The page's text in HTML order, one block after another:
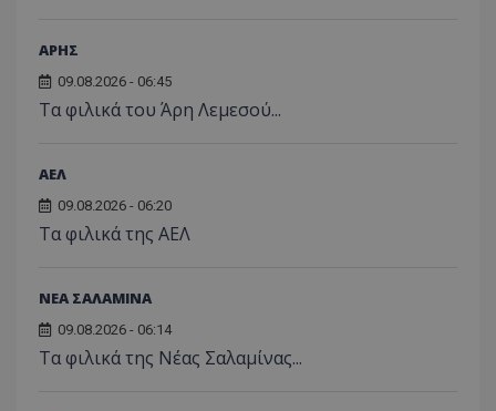
ΑΡΗΣ
09.08.2026 - 06:45
Τα φιλικά του Άρη Λεμεσού...
ΑΕΛ
09.08.2026 - 06:20
Τα φιλικά της ΑΕΛ
ΝΕΑ ΣΑΛΑΜΙΝΑ
09.08.2026 - 06:14
Τα φιλικά της Νέας Σαλαμίνας...